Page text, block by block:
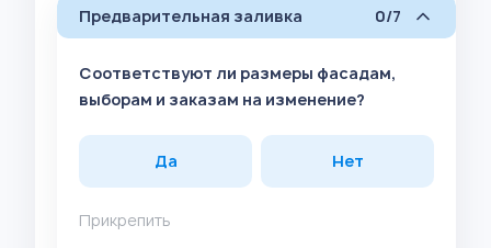
Предварительная заливка 0/7
Соответствуют ли размеры фасадам,
выборам и заказам на изменение?
Да Нет
Прикрепить